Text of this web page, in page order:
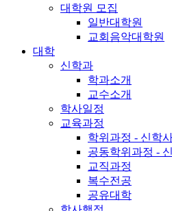
대학원 모집
일반대학원
교회음악대학원
대학
신학과
학과소개
교수소개
학사일정
교육과정
학위과정 - 신학
공동학위과정 -
교직과정
복수전공
공유대학